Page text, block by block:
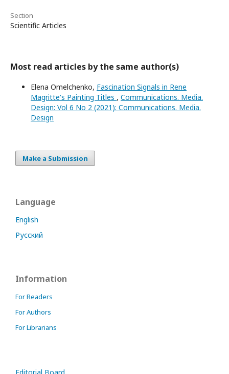
Section
Scientific Articles
Most read articles by the same author(s)
Elena Omelchenko, Fascination Signals in Rene
Magritte's Painting Titles , Communications. Media.
Design: Vol 6 No 2 (2021): Communications. Media.
Design
Make a Submission
Language
English
Русский
Information
For Readers
For Authors
For Librarians